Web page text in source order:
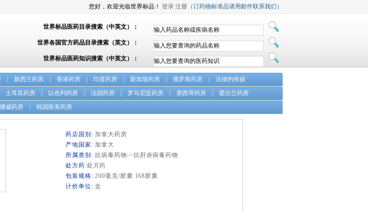
您好，欢迎光临世界标品！ 登录 注册 （订药物标准品请用邮件联系我们）
世界标品医药目录搜索（中英文）：
世界各国官方药品目录搜索（英文）：
世界标品医药知识搜索（中英文）：
新西兰药房 香港药房 印度药房 新加坡药房 俄罗斯药房
法律的依据
土耳其药房 以色列药房 法国药房 罗马尼亚药房 墨西哥药房
爱尔兰药房
挪威药房 韩国医美药房
药店国别: 加拿大药房
产地国家: 加拿大
所属类别 : 抗病毒药物->抗肝炎病毒药物
处方药:处方药
包装规格: 200毫克/胶囊 168胶囊
计价单位: 盒